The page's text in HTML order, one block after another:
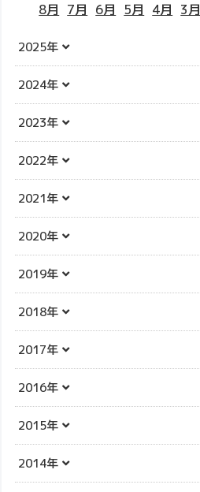
8月 7月 6月 5月 4月 3月
2025年
2024年
2023年
2022年
2021年
2020年
2019年
2018年
2017年
2016年
2015年
2014年